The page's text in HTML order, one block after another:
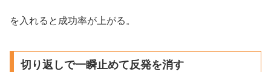
を入れると成功率が上がる。
切り返しで一瞬止めて反発を消す